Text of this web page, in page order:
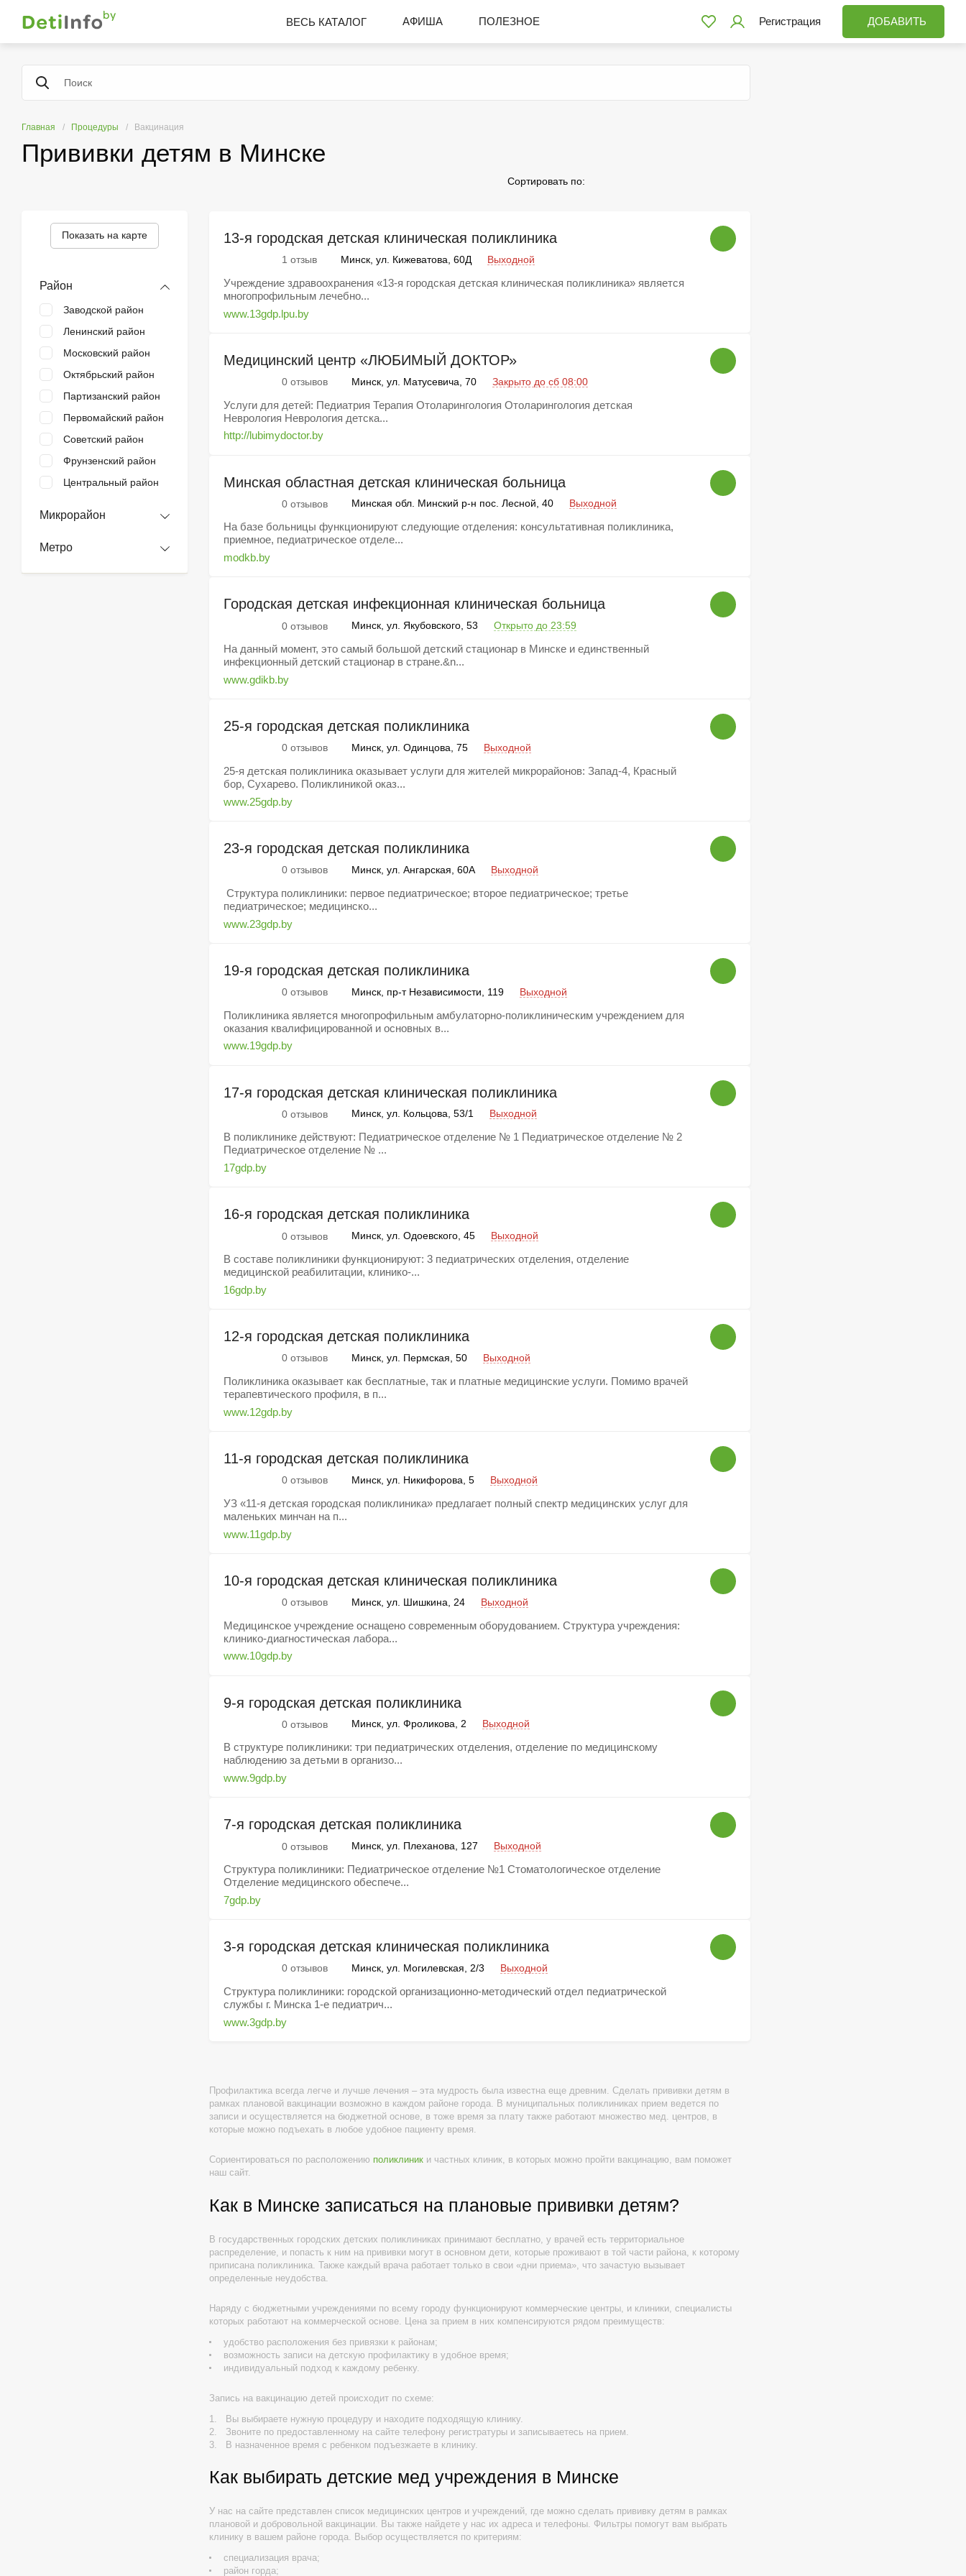
ВЕСЬ КАТАЛОГ АФИША ПОЛЕЗНОЕ Регистрация ДОБАВИТЬ
Главная Процедуры Вакцинация
Прививки детям в Минске
Сортировать по:
Показать на карте
Район
Заводской район
Ленинский район
Московский район
Октябрьский район
Партизанский район
Первомайский район
Советский район
Фрунзенский район
Центральный район
Микрорайон
Метро
13-я городская детская клиническая поликлиника
1 отзыв Минск, ул. Кижеватова, 60Д Выходной
Учреждение здравоохранения «13-я городская детская клиническая поликлиника» является
многопрофильным лечебно...
www.13gdp.lpu.by
Медицинский центр «ЛЮБИМЫЙ ДОКТОР»
0 отзывов Минск, ул. Матусевича, 70 Закрыто до сб 08:00
Услуги для детей: Педиатрия Терапия Отоларингология Отоларингология детская
Неврология Неврология детска...
http://lubimydoctor.by
Минская областная детская клиническая больница
0 отзывов Минская обл. Минский р-н пос. Лесной, 40 Выходной
На базе больницы функционируют следующие отделения: консультативная поликлиника,
приемное, педиатрическое отделе...
modkb.by
Городская детская инфекционная клиническая больница
0 отзывов Минск, ул. Якубовского, 53 Открыто до 23:59
На данный момент, это самый большой детский стационар в Минске и единственный
инфекционный детский стационар в стране.&n...
www.gdikb.by
25-я городская детская поликлиника
0 отзывов Минск, ул. Одинцова, 75 Выходной
25-я детская поликлиника оказывает услуги для жителей микрорайонов: Запад-4, Красный
бор, Сухарево. Поликлиникой оказ...
www.25gdp.by
23-я городская детская поликлиника
0 отзывов Минск, ул. Ангарская, 60А Выходной
Структура поликлиники: первое педиатрическое; второе педиатрическое; третье
педиатрическое; медицинско...
www.23gdp.by
19-я городская детская поликлиника
0 отзывов Минск, пр-т Независимости, 119 Выходной
Поликлиника является многопрофильным амбулаторно-поликлиническим учреждением для
оказания квалифицированной и основных в...
www.19gdp.by
17-я городская детская клиническая поликлиника
0 отзывов Минск, ул. Кольцова, 53/1 Выходной
В поликлинике действуют: Педиатрическое отделение № 1 Педиатрическое отделение № 2
Педиатрическое отделение № ...
17gdp.by
16-я городская детская поликлиника
0 отзывов Минск, ул. Одоевского, 45 Выходной
В составе поликлиники функционируют: 3 педиатрических отделения, отделение
медицинской реабилитации, клинико-...
16gdp.by
12-я городская детская поликлиника
0 отзывов Минск, ул. Пермская, 50 Выходной
Поликлиника оказывает как бесплатные, так и платные медицинские услуги. Помимо врачей
терапевтического профиля, в п...
www.12gdp.by
11-я городская детская поликлиника
0 отзывов Минск, ул. Никифорова, 5 Выходной
УЗ «11-я детская городская поликлиника» предлагает полный спектр медицинских услуг для
маленьких минчан на п...
www.11gdp.by
10-я городская детская клиническая поликлиника
0 отзывов Минск, ул. Шишкина, 24 Выходной
Медицинское учреждение оснащено современным оборудованием. Структура учреждения:
клинико-диагностическая лабора...
www.10gdp.by
9-я городская детская поликлиника
0 отзывов Минск, ул. Фроликова, 2 Выходной
В структуре поликлиники: три педиатрических отделения, отделение по медицинскому
наблюдению за детьми в организо...
www.9gdp.by
7-я городская детская поликлиника
0 отзывов Минск, ул. Плеханова, 127 Выходной
Структура поликлиники: Педиатрическое отделение №1 Стоматологическое отделение
Отделение медицинского обеспече...
7gdp.by
3-я городская детская клиническая поликлиника
0 отзывов Минск, ул. Могилевская, 2/3 Выходной
Структура поликлиники: городской организационно-методический отдел педиатрической
службы г. Минска 1-е педиатрич...
www.3gdp.by
Профилактика всегда легче и лучше лечения – эта мудрость была известна еще древним. Сделать прививки детям в
рамках плановой вакцинации возможно в каждом районе города. В муниципальных поликлиниках прием ведется по
записи и осуществляется на бюджетной основе, в тоже время за плату также работают множество мед. центров, в
которые можно подъехать в любое удобное пациенту время.
Сориентироваться по расположению поликлиник и частных клиник, в которых можно пройти вакцинацию, вам поможет
наш сайт.
Как в Минске записаться на плановые прививки детям?
В государственных городских детских поликлиниках принимают бесплатно, у врачей есть территориальное
распределение, и попасть к ним на прививки могут в основном дети, которые проживают в той части района, к которому
приписана поликлиника. Также каждый врача работает только в свои «дни приема», что зачастую вызывает
определенные неудобства.
Наряду с бюджетными учреждениями по всему городу функционируют коммерческие центры, и клиники, специалисты
которых работают на коммерческой основе. Цена за прием в них компенсируются рядом преимуществ:
удобство расположения без привязки к районам;
возможность записи на детскую профилактику в удобное время;
индивидуальный подход к каждому ребенку.
Запись на вакцинацию детей происходит по схеме:
Вы выбираете нужную процедуру и находите подходящую клинику.
Звоните по предоставленному на сайте телефону регистратуры и записываетесь на прием.
В назначенное время с ребенком подъезжаете в клинику.
Как выбирать детские мед учреждения в Минске
У нас на сайте представлен список медицинских центров и учреждений, где можно сделать прививку детям в рамках
плановой и добровольной вакцинации. Вы также найдете у нас их адреса и телефоны. Фильтры помогут вам выбрать
клинику в вашем районе города. Выбор осуществляется по критериям:
специализация врача;
район горда;